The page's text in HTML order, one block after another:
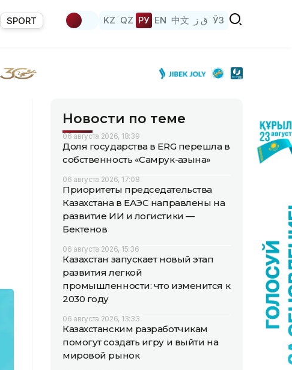
SPORT KZ QZ РУ EN 中文 ق ز ЎЗ
Новости по теме
06 августа 2026, 18:39
Доля государства в ERG перешла в
собственность «Самрук-Қазына»
06 августа 2026, 17:08
Приоритеты председательства
Казахстана в ЕАЭС направлены на
развитие ИИ и логистики —
Бектенов
06 августа 2026, 15:36
Казахстан запускает новый этап
развития легкой
промышленности: что изменится к
2030 году
06 августа 2026, 13:33
Казахстанским разработчикам
помогут создать игру и выйти на
мировой рынок